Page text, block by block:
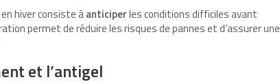
hiver consiste àanticiperles conditions difficiles avant
permet de réduire les risques de pannes et d’assurer une
et l’antigel